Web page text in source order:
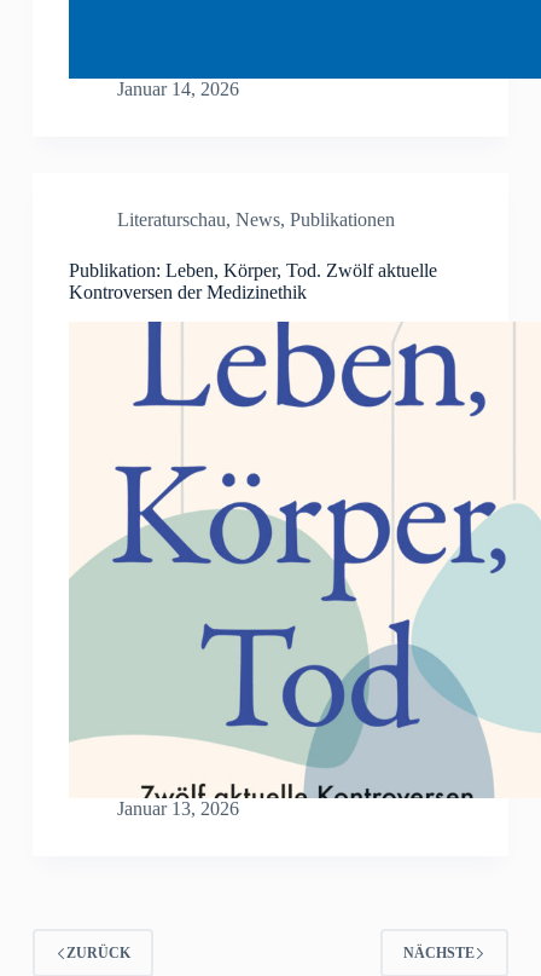
Januar 14, 2026
Literaturschau, News, Publikationen
Publikation: Leben, Körper, Tod. Zwölf aktuelle
Kontroversen der Medizinethik
Januar 13, 2026
ZURÜCK NÄCHSTE